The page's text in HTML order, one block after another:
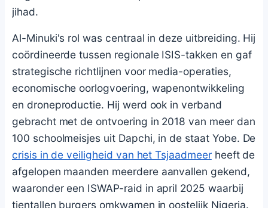
jihad.
Al-Minuki's rol was centraal in deze uitbreiding. Hij
coördineerde tussen regionale ISIS-takken en gaf
strategische richtlijnen voor media-operaties,
economische oorlogvoering, wapenontwikkeling
en droneproductie. Hij werd ook in verband
gebracht met de ontvoering in 2018 van meer dan
100 schoolmeisjes uit Dapchi, in de staat Yobe. De
crisis in de veiligheid van het Tsjaadmeerheeft de
afgelopen maanden meerdere aanvallen gekend,
waaronder een ISWAP-raid in april 2025 waarbij
tientallen burgers omkwamen in oostelijk Nigeria.